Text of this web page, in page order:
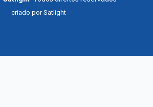
criado porSatlight